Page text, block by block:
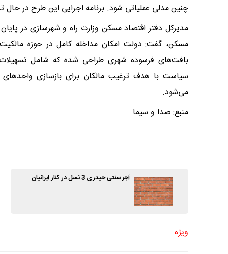
چنین مدلی عملیاتی شود. برنامه اجرایی این طرح در
مدیرکل دفتر اقتصاد مسکن وزارت راه و شهرسازی در
مسکن، گفت: دولت امکان مداخله کامل در حوزه
بافت‌های فرسوده شهری طراحی شده که شامل
سیاست با هدف ترغیب مالکان برای بازسازی واحد‌های
می‌شود.
منبع: صدا و سیما
آجر سنتی حیدری 3 نسل در کنار ایرانیان
ویژه